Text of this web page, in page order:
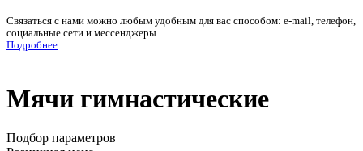
Связаться с нами можно любым удобным для вас способом: e-mail, телефон,
социальные сети и мессенджеры.
Подробнее
Мячи гимнастические
Подбор параметров